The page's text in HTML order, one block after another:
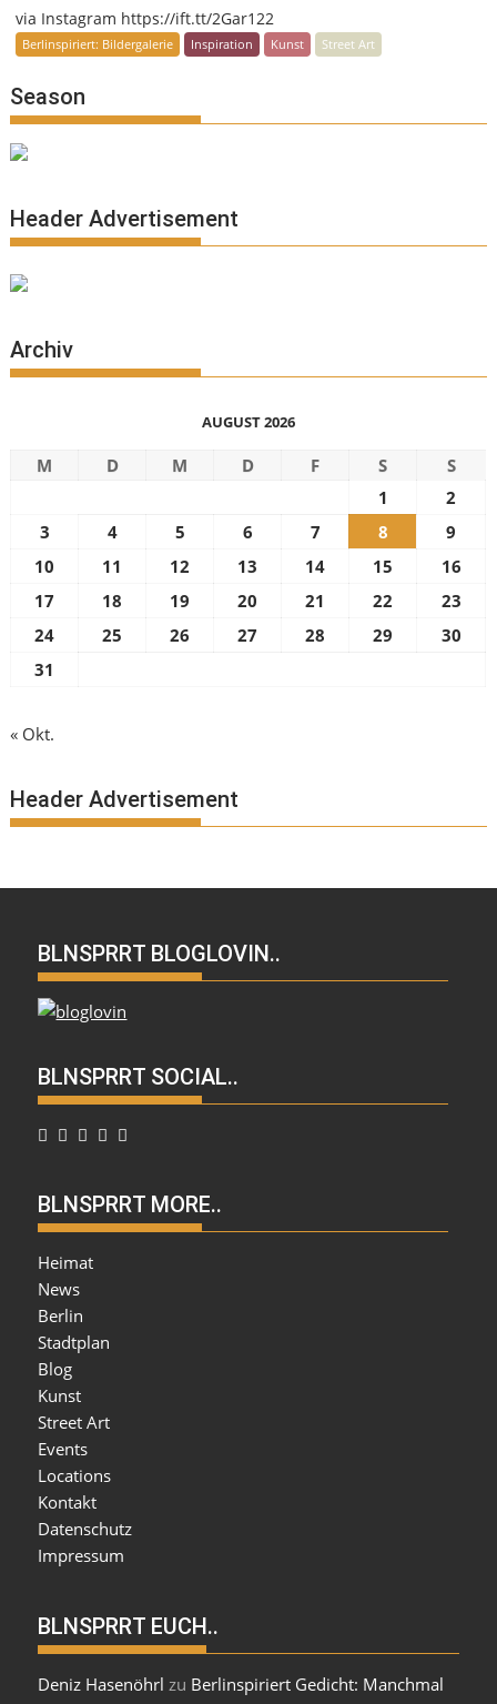
via Instagram https://ift.tt/2Gar122
Berlinspiriert: Bildergalerie Inspiration Kunst Street Art
Season
Header Advertisement
Archiv
AUGUST 2026
M D M D F S
S
1
2
3
4 5 6 7 8
9
10
11 12 13 14 15
16
17
18 19 20 21 22
23
24
25 26 27 28 29
30
31
« Okt.
Header Advertisement
BLNSPRRT BLOGLOVIN..
BLNSPRRT SOCIAL..
BLNSPRRT MORE..
Heimat
News
Berlin
Stadtplan
Blog
Kunst
Street Art
Events
Locations
Kontakt
Datenschutz
Impressum
BLNSPRRT EUCH..
Deniz Hasenöhrl zu Berlinspiriert Gedicht: Manchmal